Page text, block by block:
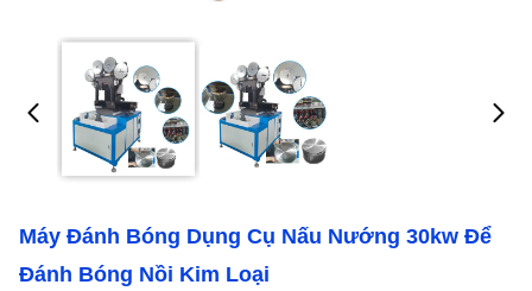
Máy Đánh Bóng Dụng Cụ Nấu Nướng 30kw Để
Đánh Bóng Nồi Kim Loại